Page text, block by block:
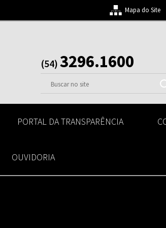
Mapa do Site
(54) 3296.1600
PORTAL DA TRANSPARÊNCIA
OUVIDORIA